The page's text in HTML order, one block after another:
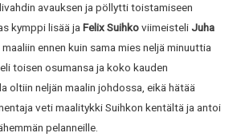
avauksen ja pöllytti toistamiseen
kymppi lisää jaFelix SuihkoviimeisteliJuha
ennen kuin sama mies neljä minuuttia
toisen osumansa ja koko kauden
oltiin neljän maalin johdossa, eikä hätää
veti maalitykki Suihkon kentältä ja antoi
pelanneille.